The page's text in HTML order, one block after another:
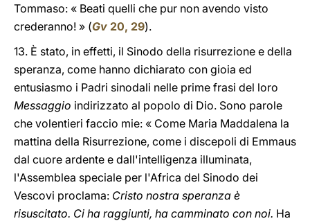
Tommaso: « Beati quelli che pur non avendo visto
crederanno! » (Gv 20, 29).
13. È stato, in effetti, il Sinodo della risurrezione e della
speranza, come hanno dichiarato con gioia ed
entusiasmo i Padri sinodali nelle prime frasi del loro
Messaggio indirizzato al popolo di Dio. Sono parole
che volentieri faccio mie: « Come Maria Maddalena la
mattina della Risurrezione, come i discepoli di Emmaus
dal cuore ardente e dall'intelligenza illuminata,
l'Assemblea speciale per l'Africa del Sinodo dei
Vescovi proclama: Cristo nostra speranza è
risuscitato. Ci ha raggiunti, ha camminato con noi. Ha